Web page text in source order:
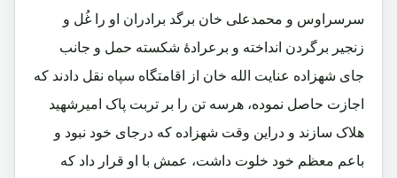
سرسراوس و محمدعلی خان برگد برادران او را غُل و
زنجیر برگردن انداخته و برعرادۀ شکسته حمل و جانب
جای شهزاده عنایت الله خان از اقامتگاه سپاه نقل دادند که
اجازت حاصل نموده، هرسه تن را بر تربت پاک امیرشهید
هلاک سازند و دراین وقت شهزاده که درجای خود نبود و
باعم معظم خود خلوت داشت، عمش با او قرار داد که